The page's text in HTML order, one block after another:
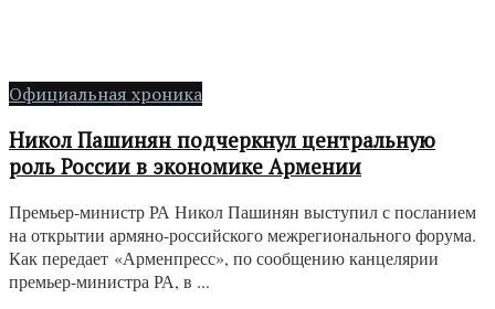
Официальная хроника
Никол Пашинян подчеркнул центральную
роль России в экономике Армении
Премьер-министр РА Никол Пашинян выступил с посланием
на открытии армяно-российского межрегионального форума.
Как передает «Арменпресс», по сообщению канцелярии
премьер-министра РА, в ...